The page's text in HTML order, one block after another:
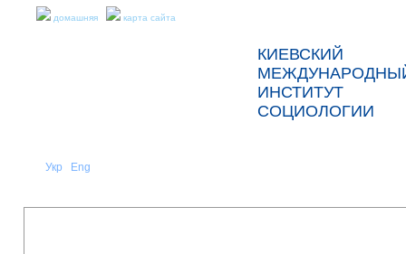
домашняя карта сайта
КИЕВСКИЙ
ИНСТИТУТ
СОЦИОЛОГИИ
Укр Eng